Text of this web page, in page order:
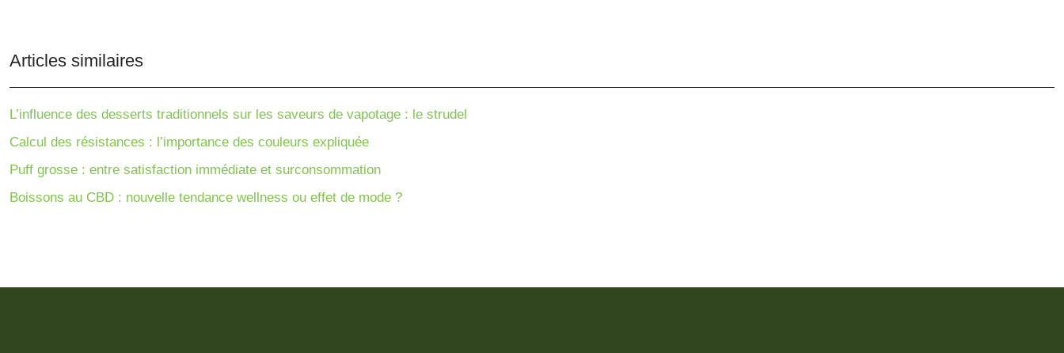
Articles similaires
L’influence des desserts traditionnels sur les saveurs de vapotage : le strudel
Calcul des résistances : l’importance des couleurs expliquée
Puff grosse : entre satisfaction immédiate et surconsommation
Boissons au CBD : nouvelle tendance wellness ou effet de mode ?